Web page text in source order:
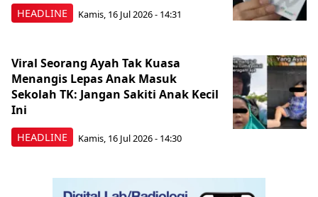
HEADLINE Kamis, 16 Jul 2026 - 14:31
HEADLINE
Viral Seorang Ayah Tak Kuasa
Menangis Lepas Anak Masuk
Sekolah TK: Jangan Sakiti Anak Kecil
Ini
Kamis, 16 Jul 2026 - 14:30